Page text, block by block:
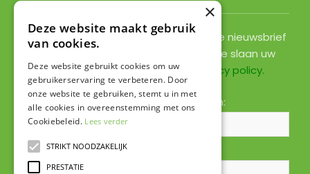
Ontvang ongeveer 1x per 2 weken onze nieuwsbrief
met acties, nieuws & activiteiten! We slaan uw
gegevens op conform onze
privacy policy.
Voornaam: Achternaam:
E-mailadres:*
×
Deze website maakt gebruik
van cookies.
Deze website gebruikt cookies om uw
gebruikerservaring te verbeteren. Door
onze website te gebruiken, stemt u in met
alle cookies in overeenstemming met ons
Cookiebeleid. Lees verder
STRIKT NOODZAKELIJK
PRESTATIE